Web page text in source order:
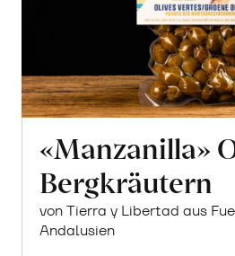
«Manzanilla»
Bergkräutern
von Tierra y Libertad aus
Andalusien